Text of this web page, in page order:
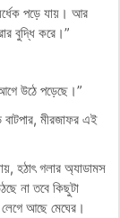
পড়ে যায়। আর
বুদ্ধি করে।”
উঠে পড়েছে।”
মীরজাফর এই
হঠাৎ গলার অ্যাডামস
না তবে কিছুটা
আছে মেঘের।